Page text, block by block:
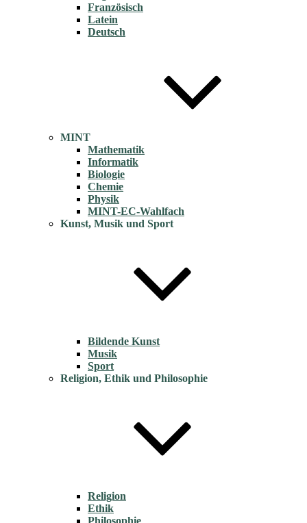
Französisch
Latein
Deutsch
MINT
Mathematik
Informatik
Biologie
Chemie
Physik
MINT-EC-Wahlfach
Kunst, Musik und Sport
Bildende Kunst
Musik
Sport
Religion, Ethik und Philosophie
Religion
Ethik
Philosophie